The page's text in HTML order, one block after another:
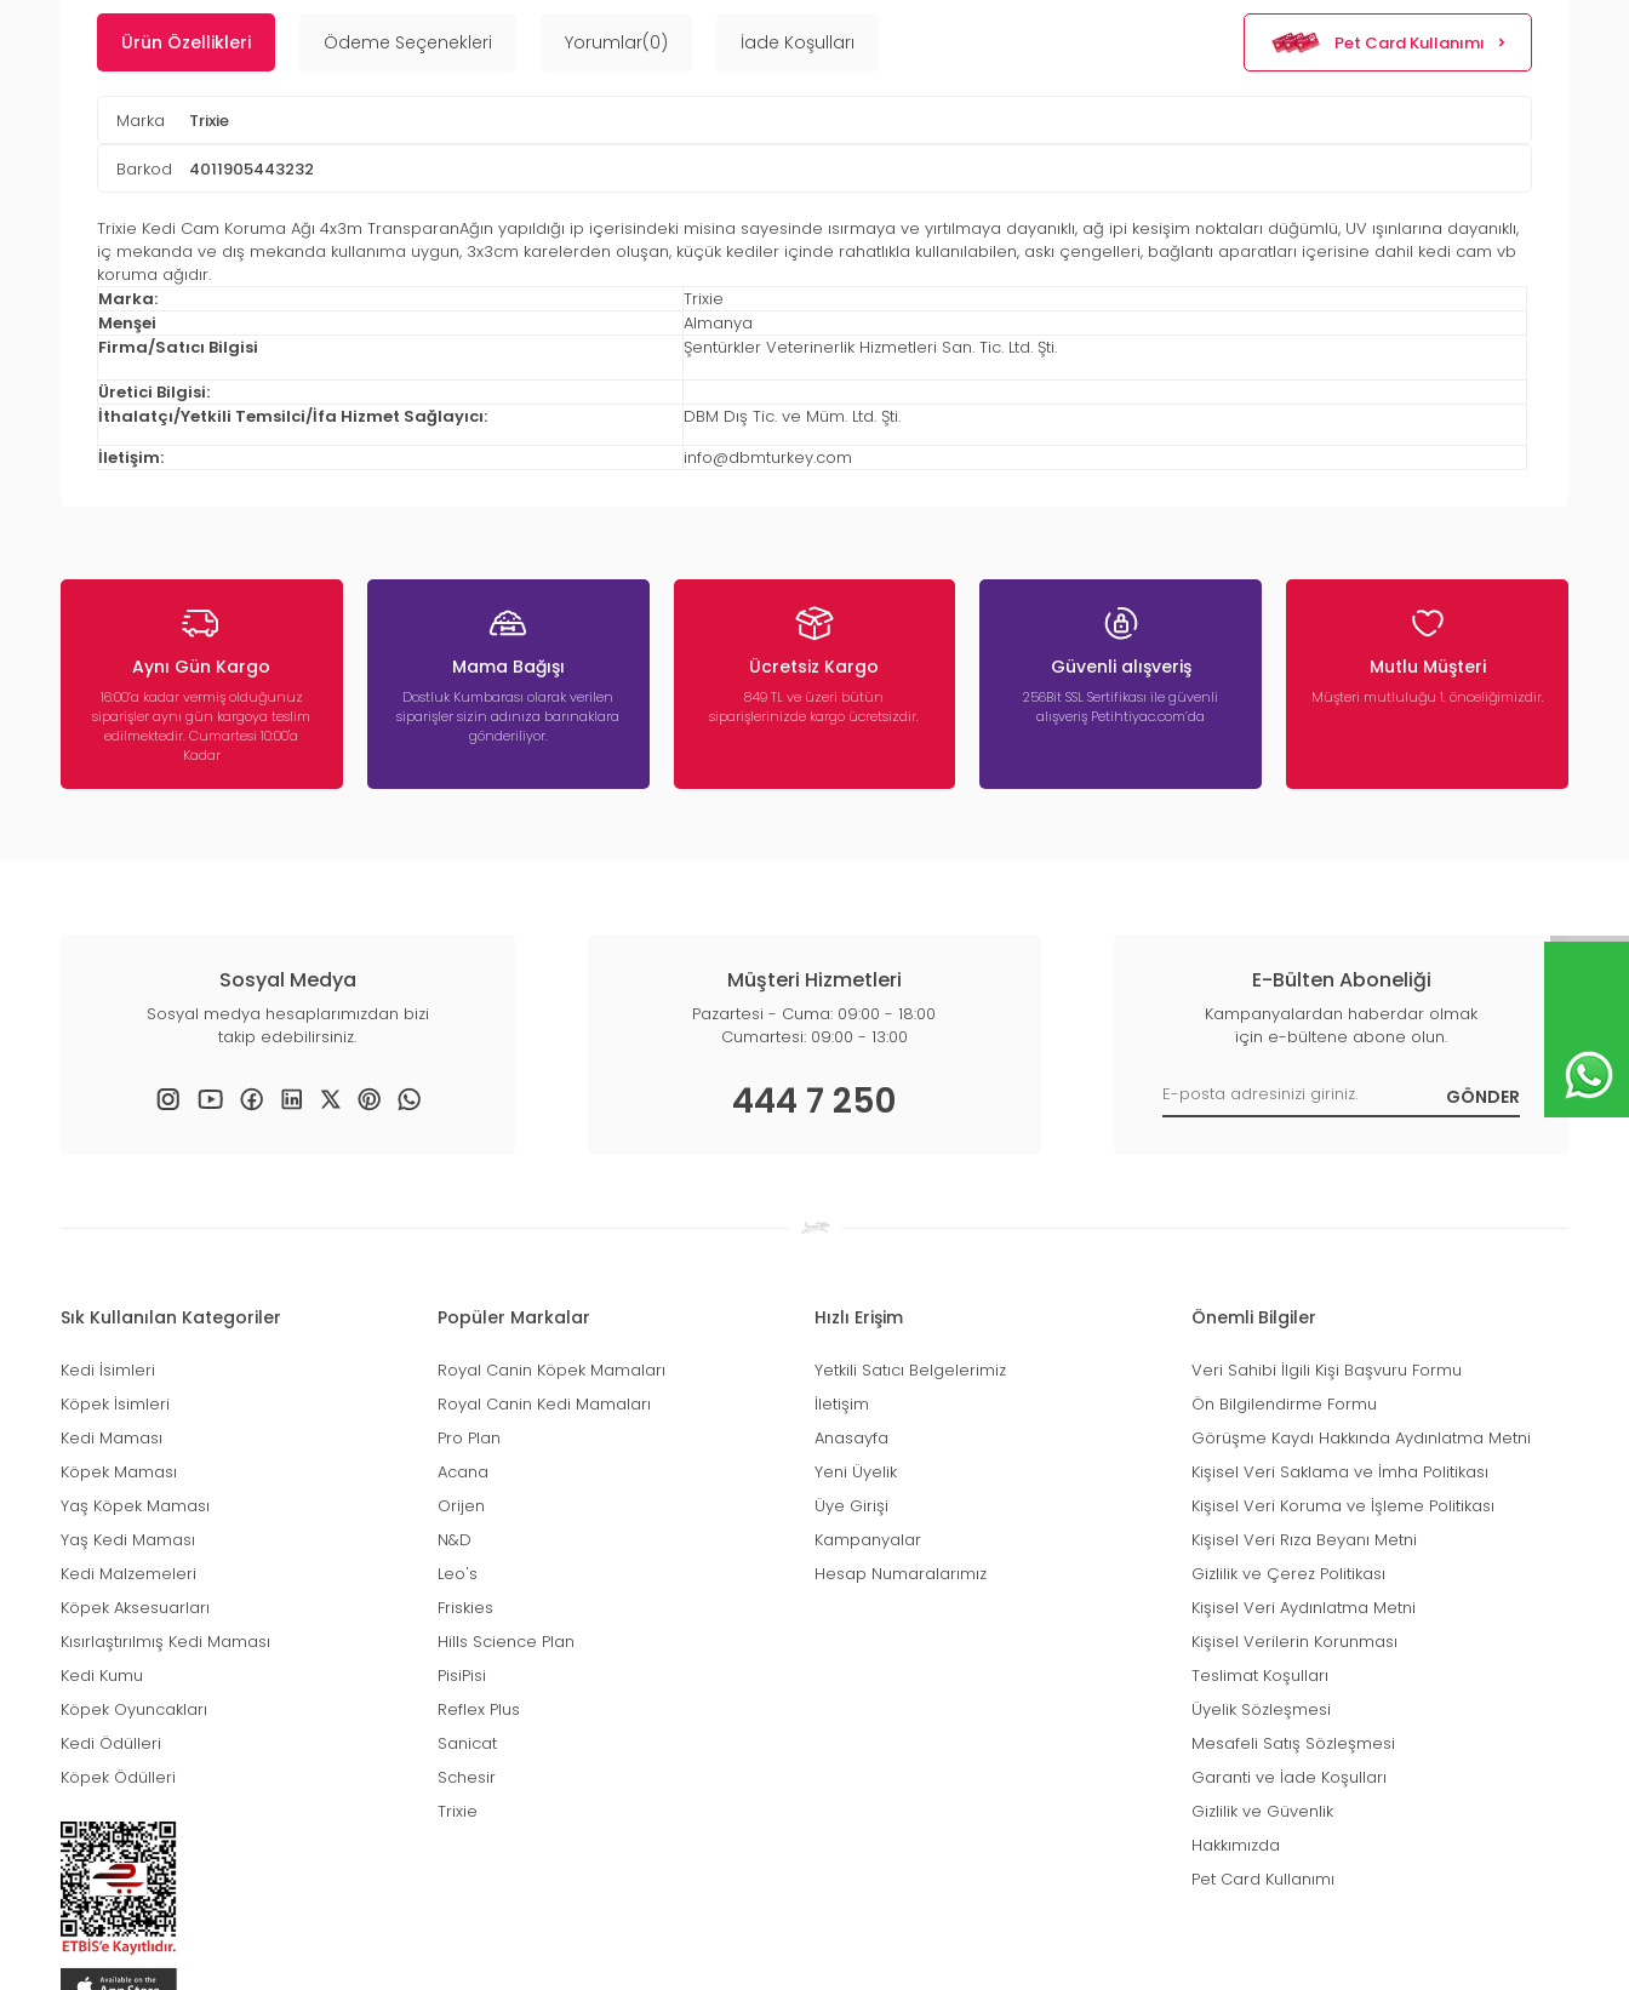
Ürün Özellikleri Ödeme Seçenekleri Yorumlar(0) İade Koşulları Pet Card Kullanımı
Marka Trixie
Barkod 4011905443232
Trixie Kedi Cam Koruma Ağı 4x3m TransparanAğın yapıldığı ip içerisindeki misina sayesinde ısırmaya ve yırtılmaya dayanıklı, ağ ipi kesişim noktaları düğümlü, UV ışınlarına dayanıklı,
iç mekanda ve dış mekanda kullanıma uygun, 3x3cm karelerden oluşan, küçük kediler içinde rahatlıkla kullanılabilen, askı çengelleri, bağlantı aparatları içerisine dahil kedi cam vb
koruma ağıdır.
Marka:
Trixie
Menşei
Almanya
Firma/Satıcı Bilgisi
Şentürkler Veterinerlik Hizmetleri San. Tic. Ltd. Şti.
Üretici Bilgisi:
İthalatçı/Yetkili Temsilci/İfa Hizmet Sağlayıcı:
DBM Dış Tic. ve Müm. Ltd. Şti.
İletişim:
info@dbmturkey.com
Aynı Gün Kargo
16:00’a kadar vermiş olduğunuz
siparişler aynı gün kargoya teslim
edilmektedir. Cumartesi 10:00'a
Kadar
Mama Bağışı
Dostluk Kumbarası olarak verilen
siparişler sizin adınıza barınaklara
gönderiliyor.
Ücretsiz Kargo
849 TL ve üzeri bütün
siparişlerinizde kargo ücretsizdir.
Güvenli alışveriş
256Bit SSL Sertifikası ile güvenli
alışveriş Petihtiyac.com’da
Mutlu Müşteri
Müşteri mutluluğu 1. önceliğimizdir.
Sosyal Medya
Sosyal medya hesaplarımızdan bizi
takip edebilirsiniz.
Müşteri Hizmetleri
Pazartesi - Cuma: 09:00 - 18:00
Cumartesi: 09:00 - 13:00
444 7 250
E-Bülten Aboneliği
Kampanyalardan haberdar olmak
için e-bültene abone olun.
Sık Kullanılan Kategoriler
Kedi İsimleri
Köpek İsimleri
Kedi Maması
Köpek Maması
Yaş Köpek Maması
Yaş Kedi Maması
Kedi Malzemeleri
Köpek Aksesuarları
Kısırlaştırılmış Kedi Maması
Kedi Kumu
Köpek Oyuncakları
Kedi Ödülleri
Köpek Ödülleri
Popüler Markalar
Royal Canin Köpek Mamaları
Royal Canin Kedi Mamaları
Pro Plan
Acana
Orijen
N&D
Leo's
Friskies
Hills Science Plan
PisiPisi
Reflex Plus
Sanicat
Schesir
Trixie
Hızlı Erişim
Yetkili Satıcı Belgelerimiz
İletişim
Anasayfa
Yeni Üyelik
Üye Girişi
Kampanyalar
Hesap Numaralarımız
Önemli Bilgiler
Veri Sahibi İlgili Kişi Başvuru Formu
Ön Bilgilendirme Formu
Görüşme Kaydı Hakkında Aydınlatma Metni
Kişisel Veri Saklama ve İmha Politikası
Kişisel Veri Koruma ve İşleme Politikası
Kişisel Veri Rıza Beyanı Metni
Gizlilik ve Çerez Politikası
Kişisel Veri Aydınlatma Metni
Kişisel Verilerin Korunması
Teslimat Koşulları
Üyelik Sözleşmesi
Mesafeli Satış Sözleşmesi
Garanti ve İade Koşulları
Gizlilik ve Güvenlik
Hakkımızda
Pet Card Kullanımı